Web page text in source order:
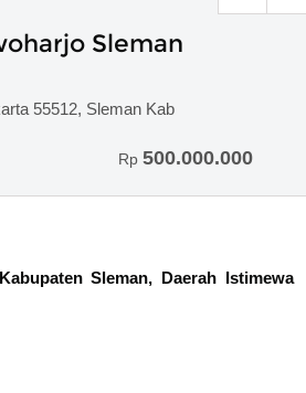
Sleman
55512, Sleman Kab
Rp 500.000.000
Sleman, Daerah Istimewa